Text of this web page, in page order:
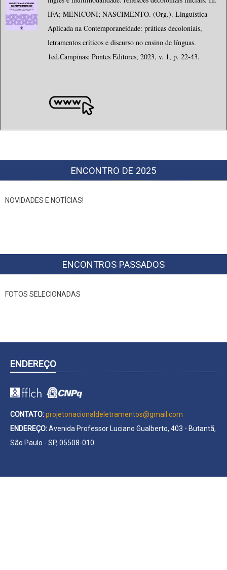
IFA; MENICONI; NASCIMENTO. (Org.). Linguística
Aplicada na Contemporaneidade: práticas decoloniais,
letramentos críticos e discurso no ensino de línguas.
1ed.Campinas: Pontes Editores, 2023, v. 1, p. 22-43.
ENCONTRO DE 2025
NOVIDADES E NOTÍCIAS!
ENCONTROS PASSADOS
FOTOS SELECIONADAS
ENDEREÇO
CONTATO:projetonacionaldeletramentos@gmail.com
ENDEREÇO:Avenida Professor Luciano Gualberto, 403 - Butantã,
São Paulo - SP, 05508-010.